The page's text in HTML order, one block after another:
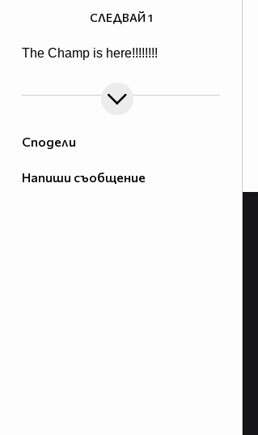
Сподели
Напиши съобщение
The Champ is here!!!!!!!!
СЛЕДВАЙ 1